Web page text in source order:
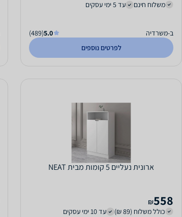
משלוח חינם
עד 5 ימי עסקים
ב-משרדיה 5.0
(489)
לפרטים נוספים
ארונית נעליים 5 קומות מבית NEAT
558
₪
כולל משלוח (89 ₪)
עד 10 ימי עסקים